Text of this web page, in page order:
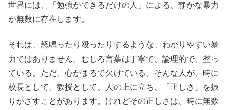
世界には、「勉強ができるだけの人」による、静かな暴力
が無数に存在します。
それは、怒鳴ったり殴ったりするような、わかりやすい暴
力ではありません。むしろ言葉は丁寧で、論理的で、整っ
ている。ただ、心がまるで欠けている。そんな人が、時に
校長として、教授として、人の上に立ち、「正しさ」を振
りかざすことがあります。けれどその正しさは、時に無数